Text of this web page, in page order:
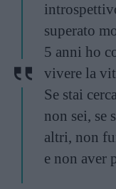
superato
5 anni ho
vivere la
Se stai
non sei, se
altri, non
e non aver